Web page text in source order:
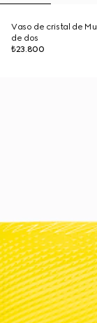
Vaso de cristal de
de dos
₺23.800